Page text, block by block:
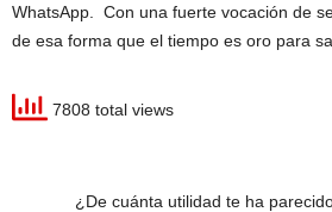
WhatsApp. Con una fuerte vocación de
de esa forma que el tiempo es oro para
7808 total views
¿De cuánta utilidad te ha